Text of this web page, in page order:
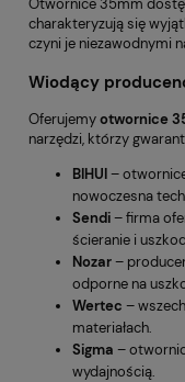
Otwornice 35mm
charakteryzują się
czyni je niezawodnymi
Wiodący
Oferujemyotwornice
narzędzi, którzy
BIHUI–
nowoczesna
Sendi– firma
ścieranie i
Nozar–
odporne na
Wertec –
materiałach.
Sigma –
wydajnością.